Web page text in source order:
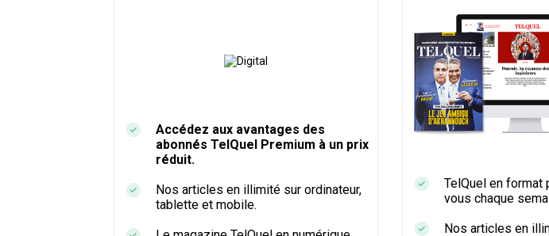
Accédez aux avantages des
abonnés TelQuel Premium à un prix
réduit.
Nos articles en illimité sur ordinateur,
tablette et mobile.
TelQuel en format
vous chaque
Nos articles en